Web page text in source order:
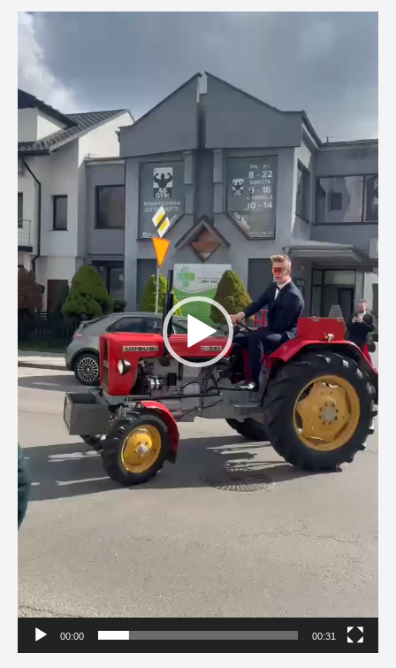
Odtwarzacz
00:00 00:31